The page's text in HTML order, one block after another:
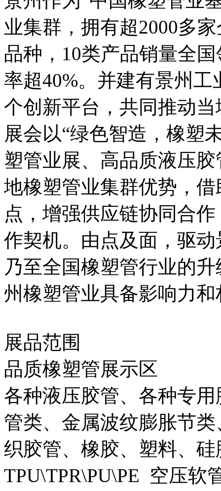
业集群，拥有超2000多
品种，10类产品销量全
率超40%。并建有景州
个创新平台，共同推动
展会以“绿色智造，橡塑
塑管业展、高品质液压
地橡塑管业集群优势，
点，增强供应链协同合
作契机。由点及面，驱
乃至全国橡塑管行业的
州橡塑管业具备影响力
展品范围
品质橡塑管展示区
各种液压胶管、各种专
管类、金属波纹膨胀节
织胶管、橡胶、塑料、
TPU\TPR\PU\PE 空压软